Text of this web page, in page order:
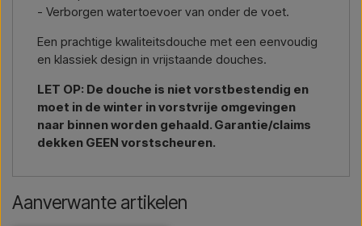
- Verborgen watertoevoer van onder de voet.
Een prachtige kwaliteitsdouche met een eenvoudig
en klassiek design in vrijstaande douches.
LET OP: De douche is niet vorstbestendig en
moet in de winter in vorstvrije omgevingen
naar binnen worden gehaald. Garantie/claims
dekken GEEN vorstscheuren.
Aanverwante artikelen